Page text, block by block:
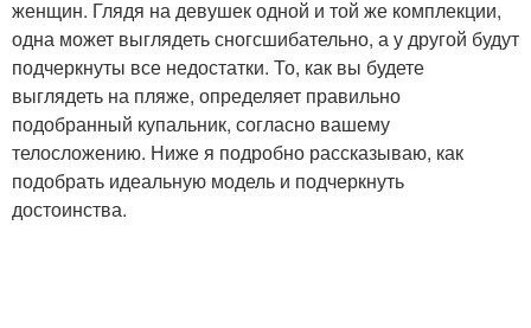
женщин. Глядя на девушек одной и той же комплекции,
одна может выглядеть сногсшибательно, а у другой будут
подчеркнуты все недостатки. То, как вы будете
выглядеть на пляже, определяет правильно
подобранный купальник, согласно вашему
телосложению. Ниже я подробно рассказываю, как
подобрать идеальную модель и подчеркнуть
достоинства.